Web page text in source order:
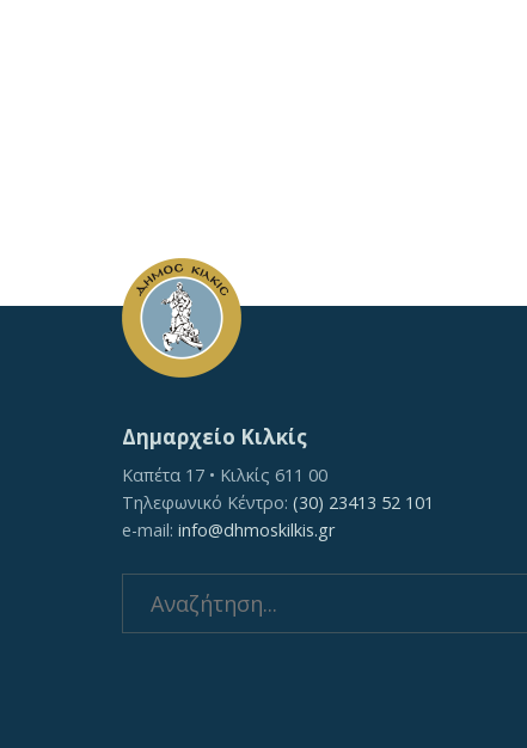
Δημαρχείο Κιλκίς
Καπέτα 17 • Κιλκίς 611 00
Τηλεφωνικό Κέντρο: (30) 23413 52 101
e-mail: info@dhmoskilkis.gr